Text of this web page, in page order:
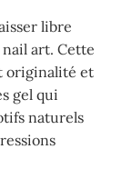
libre
art. Cette
originalité et
gel qui
naturels